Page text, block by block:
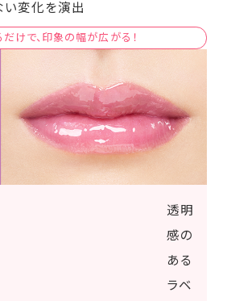
い変化を演出
けで、印象の幅が広がる！
透明
感の
ある
ラベ